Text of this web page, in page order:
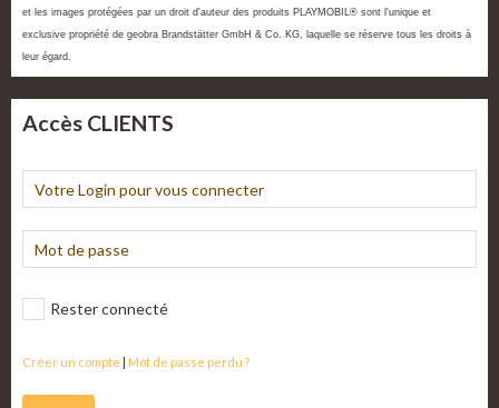
et les images protégées par un droit d'auteur des produits PLAYMOBIL® sont l'unique et
exclusive propriété de geobra Brandstätter GmbH & Co. KG, laquelle se réserve tous les droits à
leur égard.
Accès CLIENTS
Rester connecté
Créer un compte Mot de passe perdu ?